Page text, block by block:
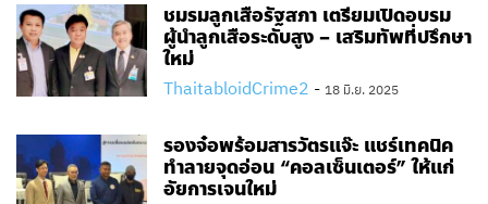
ชมรมลูกเสือรัฐสภา เตรียมเปิดอบรม
ผู้นำลูกเสือระดับสูง – เสริมทัพที่ปรึกษา
ใหม่
ThaitabloidCrime2 - 18 มิ.ย. 2025
รองจ๋อพร้อมสารวัตรแจ๊ะ แชร์เทคนิค
ทำลายจุดอ่อน “คอลเซ็นเตอร์” ให้แก่
อัยการเจนใหม่